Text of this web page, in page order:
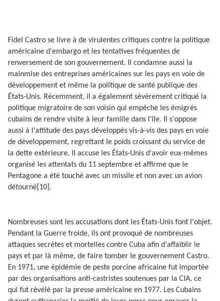
Fidel Castro se livre à de virulentes critiques contre la politique
américaine d'embargo et les tentatives fréquentes de
renversement de son gouvernement. Il condamne aussi la
mainmise des entreprises américaines sur les pays en voie de
développement et même la politique de santé publique des
États-Unis. Récemment, il a également sévèrement critiqué la
politique migratoire de son voisin qui empêche les émigrés
cubains de rendre visite à leur famille dans l'île. Il s'oppose
aussi à l'attitude des pays développés vis-à-vis des pays en voie
de développement, regrettant le poids croissant du service de
la dette extérieure. Il accuse les États-Unis d'avoir eux-mêmes
organisé les attentats du 11 septembre et affirme que le
Pentagone a été touché avec un missile et non avec un avion
détourné[10].
Nombreuses sont les accusations dont les États-Unis font l'objet.
Pendant la Guerre froide, ils ont provoqué de nombreuses
attaques secrètes et mortelles contre Cuba afin d'affaiblir le
pays et par là même, de faire tomber le gouvernement Castro.
En 1971, une épidémie de peste porcine africaine fut importée
par des organisations anti-castristes soutenues par la CIA, ce
qui fut révélé par la presse américaine en 1977. Les Cubains